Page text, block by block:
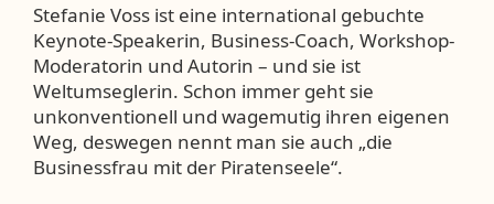
Stefanie Voss ist eine international gebuchte
Keynote-Speakerin, Business-Coach, Workshop-
Moderatorin und Autorin – und sie ist
Weltumseglerin. Schon immer geht sie
unkonventionell und wagemutig ihren eigenen
Weg, deswegen nennt man sie auch „die
Businessfrau mit der Piratenseele“.